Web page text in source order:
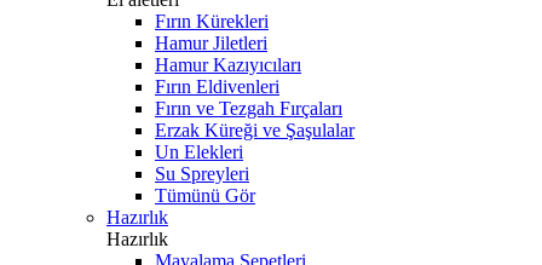
Fırın Kürekleri
Hamur Jiletleri
Hamur Kazıyıcıları
Fırın Eldivenleri
Fırın ve Tezgah Fırçaları
Erzak Küreği ve Şaşulalar
Un Elekleri
Su Spreyleri
Tümünü Gör
Hazırlık
Hazırlık
Mayalama Sepetleri